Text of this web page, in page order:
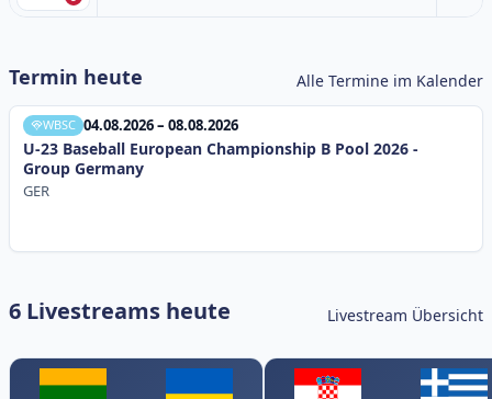
Termin heute Alle Termine im Kalender
WBSC 04.08.2026 – 08.08.2026
U-23 Baseball European Championship B Pool 2026 -
Group Germany
GER
6 Livestreams heute Livestream Übersicht